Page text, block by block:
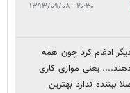
۲۰:۳۰ - ۱۳۹۳/۰۹/۰۸
ادغام کرد چون همه
یعنی موازی کاری
بیننده ندارد بهترین